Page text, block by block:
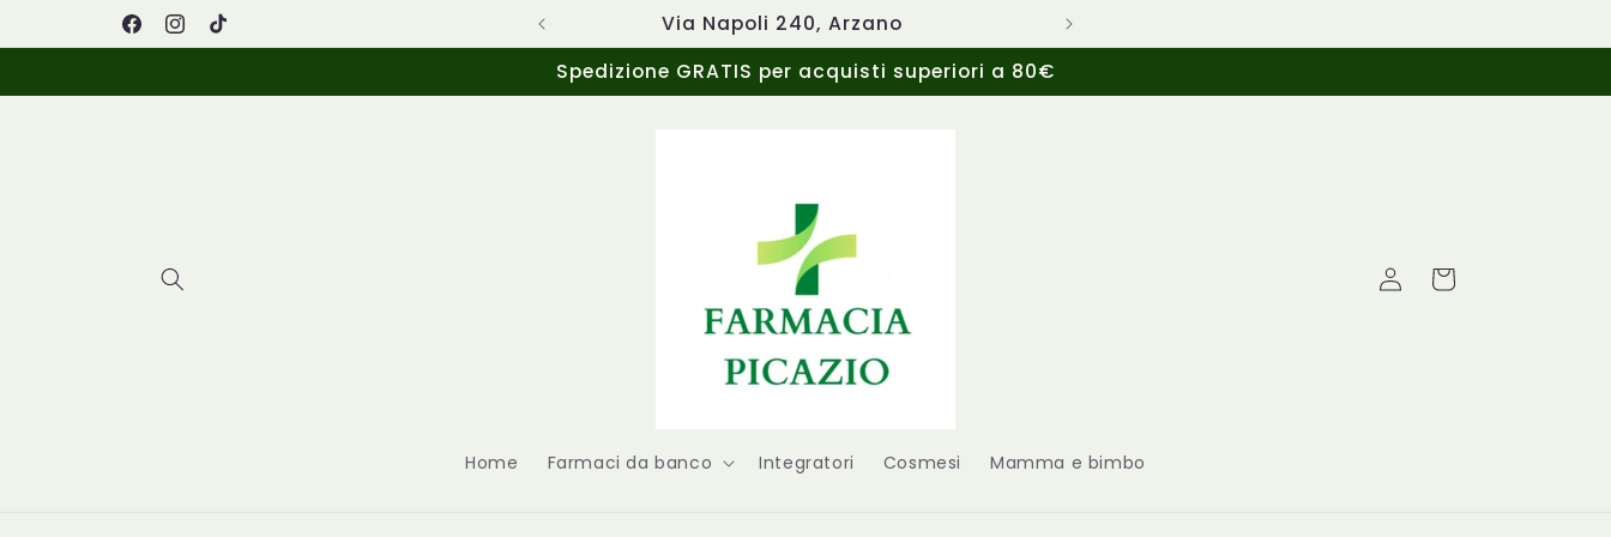
direttamente
ai contenutiFacebookInstagram
TikTok
Farmacia Picazio Via Napoli 240, Arzano
Spedizione GRATIS per acquisti superiori a 80€
Home Farmaci da banco Integratori Cosmesi Mamma e bimbo
Accedi Carrello